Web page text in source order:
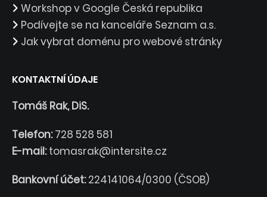
Workshop v Google Česká republika
Podívejte se na kanceláře Seznam a.s.
Jak vybrat doménu pro webové stránky
KONTAKTNÍ ÚDAJE
Tomáš Rak, DiS.
Telefon: 728 528 581
E-mail: tomasrak@intersite.cz
Bankovní účet:224141064/0300 (ČSOB)